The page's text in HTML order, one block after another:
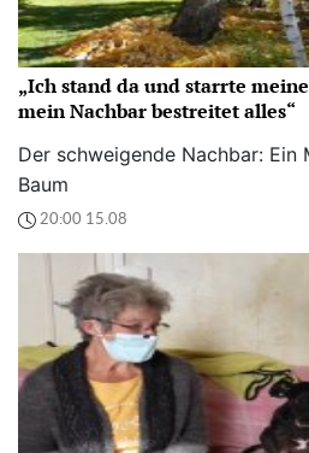
„Ich stand da und starrte
mein Nachbar bestreitet alles“
Der schweigende Nachbar: Ein
Baum
20:00 15.08